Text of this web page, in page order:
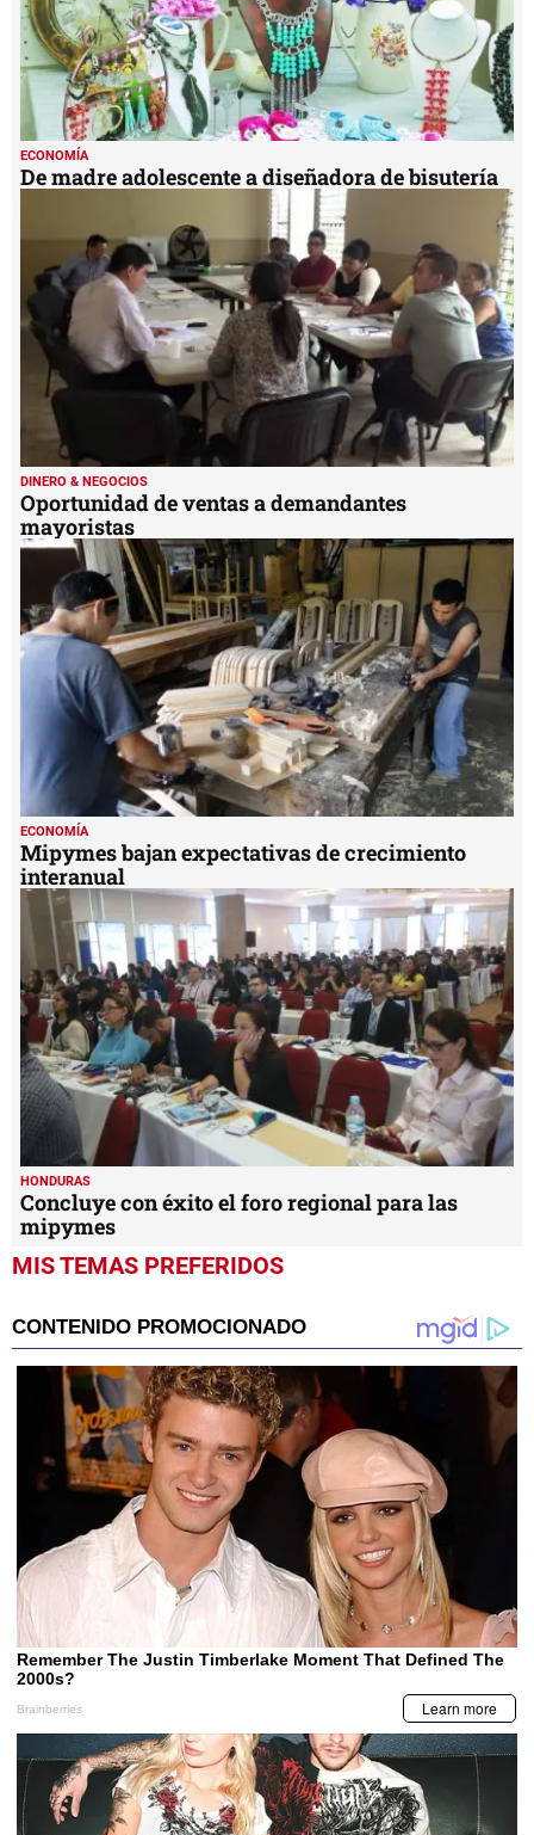
ECONOMÍA
De madre adolescente a diseñadora de bisutería
DINERO & NEGOCIOS
Oportunidad de ventas a demandantes
mayoristas
ECONOMÍA
Mipymes bajan expectativas de crecimiento
interanual
HONDURAS
Concluye con éxito el foro regional para las
mipymes
MIS TEMAS PREFERIDOS